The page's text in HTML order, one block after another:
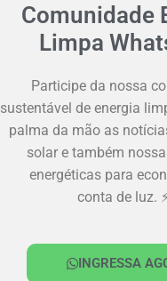
Comunidade
Limpa
Participe da nossa
sustentável de energia
palma da mão as
solar e também
energéticas para
conta de luz.
INGRESSA